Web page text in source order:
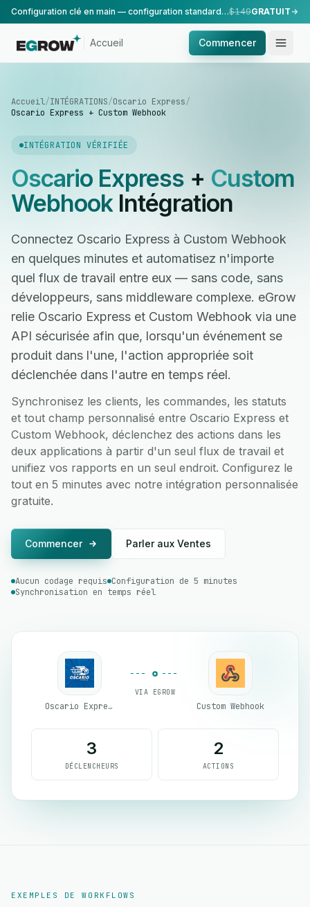
Configuration clé en main — configuration standard, réalisée par notre équipe.$149GRATUIT
Accueil Commencer
Accueil/INTÉGRATIONS/Oscario Express/
Oscario Express + Custom Webhook
INTÉGRATION VÉRIFIÉE
Oscario Express+ Custom
WebhookIntégration
Connectez Oscario Express à Custom Webhook
en quelques minutes et automatisez n'importe
quel flux de travail entre eux — sans code, sans
développeurs, sans middleware complexe. eGrow
relie Oscario Express et Custom Webhook via une
API sécurisée afin que, lorsqu'un événement se
produit dans l'une, l'action appropriée soit
déclenchée dans l'autre en temps réel.
Synchronisez les clients, les commandes, les statuts
et tout champ personnalisé entre Oscario Express et
Custom Webhook, déclenchez des actions dans les
deux applications à partir d'un seul flux de travail et
unifiez vos rapports en un seul endroit. Configurez le
tout en 5 minutes avec notre intégration personnalisée
gratuite.
Commencer Parler aux Ventes
Aucun codage requis Configuration de 5 minutes
Synchronisation en temps réel
Oscario Express
VIA EGROW
Custom Webhook
3
DÉCLENCHEURS
2
ACTIONS
EXEMPLES DE WORKFLOWS